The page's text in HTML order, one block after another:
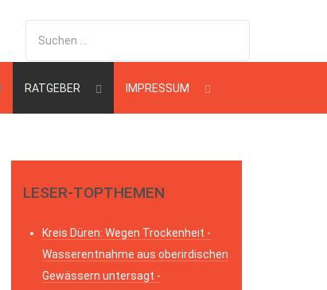
RATGEBER IMPRESSUM
LESER-TOPTHEMEN
Kreis Düren: Wegen Trockenheit -
Wasserentnahme aus oberirdischen
Gewässern untersagt -